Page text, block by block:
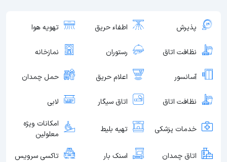
پذیرش اطفاء حریق تهویه هوا
نظافت اتاق رستوران نمازخانه
آسانسور اعلام حریق حمل چمدان
نظافت اتاق اتاق سیگار لابی
خدمات پزشکی تهیه بلیط
امکانات ویژه
معلولین
اتاق چمدان اسنک بار تاکسی سرویس